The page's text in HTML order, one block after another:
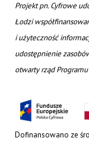
Projekt pn. Cyfrowe
Łodzi
i użyteczność
udostępnienie
otwarty rząd
Dofinansowano ze